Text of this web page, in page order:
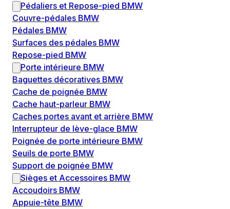
Pédaliers et Repose-pied BMW
Couvre-pédales BMW
Pédales BMW
Surfaces des pédales BMW
Repose-pied BMW
Porte intérieure BMW
Baguettes décoratives BMW
Cache de poignée BMW
Cache haut-parleur BMW
Caches portes avant et arrière BMW
Interrupteur de lève-glace BMW
Poignée de porte intérieure BMW
Seuils de porte BMW
Support de poignée BMW
Sièges et Accessoires BMW
Accoudoirs BMW
Appuie-tête BMW